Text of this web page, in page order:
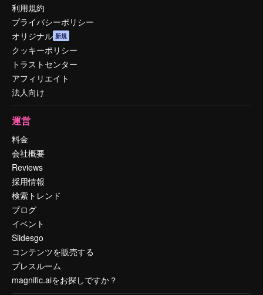
利用規約
プライバシーポリシー
オリジナル 新規
クッキーポリシー
トラストセンター
アフィリエイト
法人向け
運営
料金
会社概要
Reviews
採用情報
検索トレンド
ブログ
イベント
Slidesgo
コンテンツを販売する
プレスルーム
magnific.aiをお探しですか？